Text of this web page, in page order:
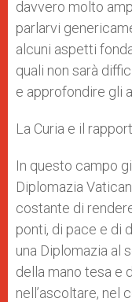
davvero molto
parlarvi
alcuni aspetti
quali non sarà
e approfondire gli
La Curia e il
In questo campo
Diplomazia
costante di
ponti, di pace e di
una Diplomazia al
della mano tesa e
nell’ascoltare, nel